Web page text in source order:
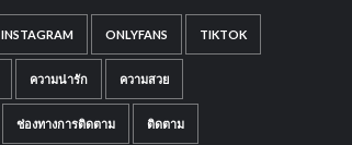
INSTAGRAM ONLYFANS TIKTOK
ความน่ารัก ความสวย
ช่องทางการติดตาม ติดตาม